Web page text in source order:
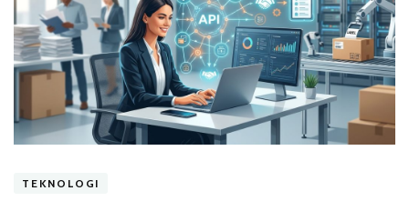
TEKNOLOGI